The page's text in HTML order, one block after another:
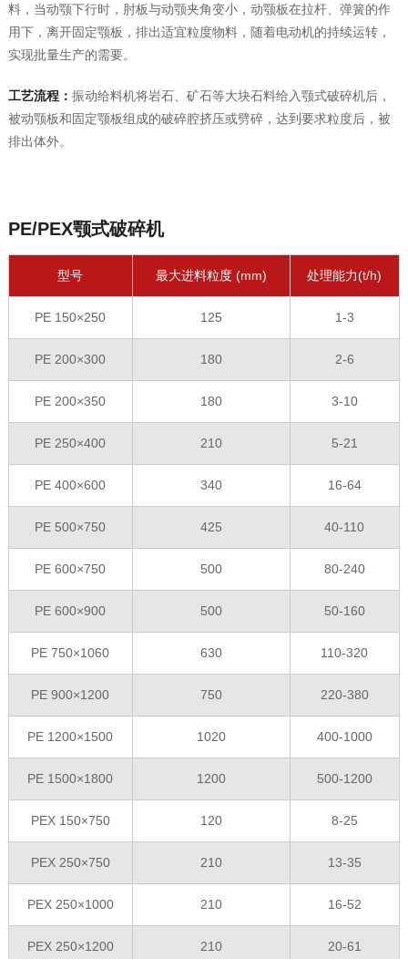
料，当动颚下行时，肘板与动颚夹角变小，动颚板在拉杆、弹簧的作
用下，离开固定颚板，排出适宜粒度物料，随着电动机的持续运转，
实现批量生产的需要。
工艺流程： 振动给料机将岩石、矿石等大块石料给入颚式破碎机后，
被动颚板和固定颚板组成的破碎腔挤压或劈碎，达到要求粒度后，被
排出体外。
PE/PEX颚式破碎机
型号 最大进料粒度 (mm) 处理能力(t/h)
PE 150×250 125 1-3
PE 200×300 180 2-6
PE 200×350 180 3-10
PE 250×400 210 5-21
PE 400×600 340 16-64
PE 500×750 425 40-110
PE 600×750 500 80-240
PE 600×900 500 50-160
PE 750×1060 630 110-320
PE 900×1200 750 220-380
PE 1200×1500 1020 400-1000
PE 1500×1800 1200 500-1200
PEX 150×750 120 8-25
PEX 250×750 210 13-35
PEX 250×1000 210 16-52
PEX 250×1200 210 20-61